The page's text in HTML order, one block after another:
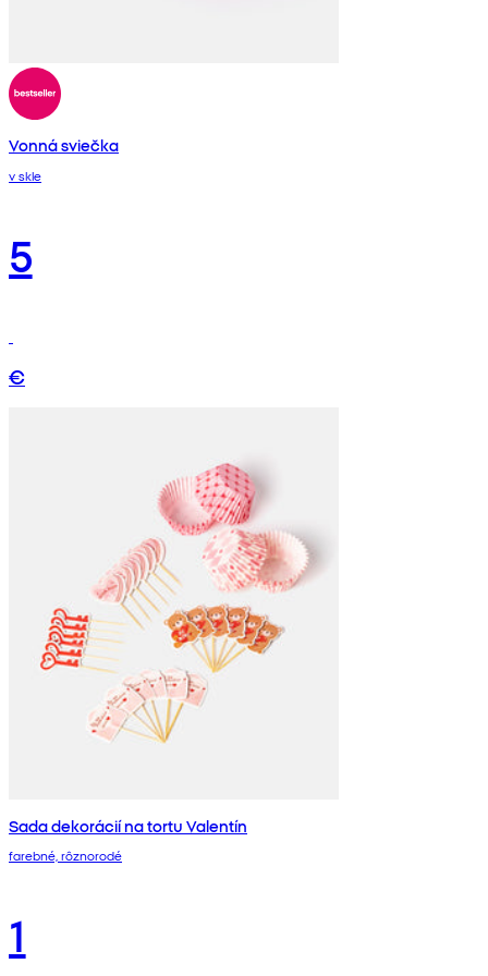
Vonná sviečka
v skle
5
€
Sada dekorácií na tortu Valentín
farebné, rôznorodé
1